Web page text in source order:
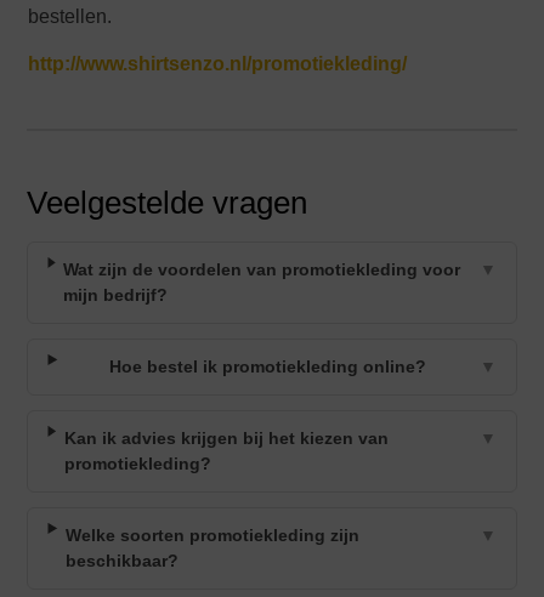
bestellen.
http://www.shirtsenzo.nl/promotiekleding/
Veelgestelde vragen
Wat zijn de voordelen van promotiekleding voor
mijn bedrijf?
▼
Hoe bestel ik promotiekleding online? ▼
Kan ik advies krijgen bij het kiezen van
promotiekleding?
▼
Welke soorten promotiekleding zijn
beschikbaar?
▼